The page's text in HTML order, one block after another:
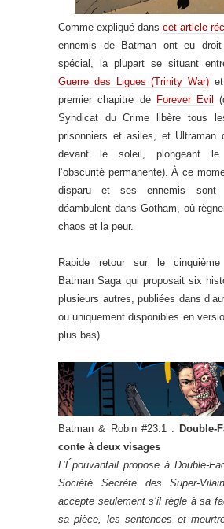
Comme expliqué dans cet article
ennemis de Batman ont eu
spécial, la plupart se situant
Guerre des Ligues (Trinity War)
premier chapitre de Forever Evil
Syndicat du Crime libère tous
prisonniers et asiles, et Ultraman
devant le soleil, plongeant le
l’obscurité permanente). À ce
disparu et ses ennemis
déambulent dans Gotham, où
chaos et la peur.
Rapide retour sur le
Batman Saga qui proposait six
plusieurs autres, publiées dans
ou uniquement disponibles en
plus bas).
Batman & Robin #23.1 : Double-
conte à deux visages
L’Épouvantail propose à Double-
Société Secrète des Super-
accepte seulement s’il règle à sa
sa pièce, les sentences et